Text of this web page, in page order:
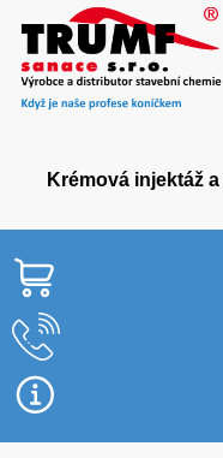
Krémová injektáž
–